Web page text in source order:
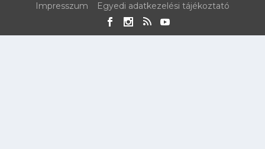
Impresszum Egyedi adatkezelési tájékoztató